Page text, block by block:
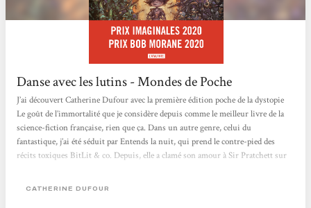
Danse avec les lutins - Mondes de Poche
J’ai découvert Catherine Dufour avec la première édition poche de la dystopie
Le goût de l’immortalité que je considère depuis comme le meilleur livre de la
science-fiction française, rien que ça. Dans un autre genre, celui du
fantastique, j’ai été séduit par Entends la nuit, qui prend le contre-pied des
récits toxiques BitLit & co. Depuis, elle a clamé son amour à Sir Pratchett sur
aussi de la Fantasy, dans un registre satirico-parodique – ou parodiquo-
CATHERINE DUFOUR